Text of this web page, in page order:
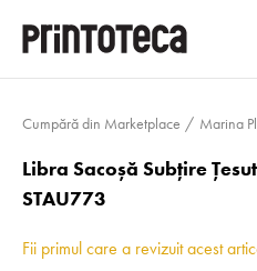
Cumpără din Marketplace Marina
Libra Sacoșă Subțire
STAU773
Fii primul care a revizuit acest